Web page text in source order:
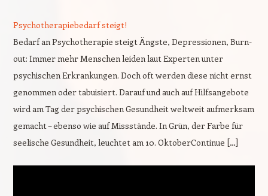
Psychotherapiebedarf steigt!
Bedarf an Psychotherapie steigt Ängste, Depressionen, Burn-
out: Immer mehr Menschen leiden laut Experten unter
psychischen Erkrankungen. Doch oft werden diese nicht ernst
genommen oder tabuisiert. Darauf und auch auf Hilfsangebote
wird am Tag der psychischen Gesundheit weltweit aufmerksam
gemacht – ebenso wie auf Missstände. In Grün, der Farbe für
seelische Gesundheit, leuchtet am 10. OktoberContinue […]